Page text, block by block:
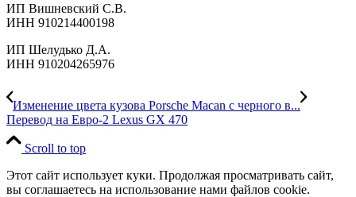
ИП Вишневский С.В.
ИНН 910214400198
ИП Шелудько Д.А.
ИНН 910204265976
Изменение цвета кузова Porsche Macan с черного в...
Перевод на Евро-2 Lexus GX 470
Scroll to top
Этот сайт использует куки. Продолжая просматривать сайт,
вы соглашаетесь на использование нами файлов cookie.